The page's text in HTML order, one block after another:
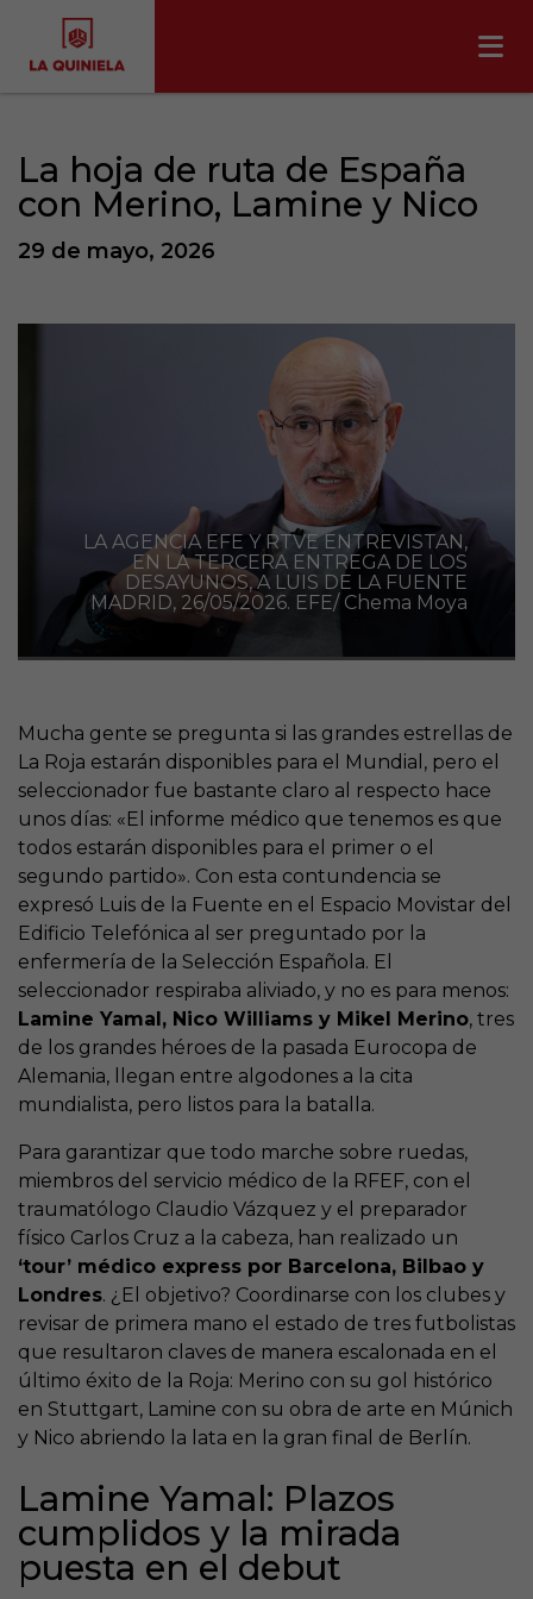
La hoja de ruta de España
con Merino, Lamine y Nico
29 de mayo, 2026
LA AGENCIA EFE Y RTVE ENTREVISTAN,
EN LA TERCERA ENTREGA DE LOS
DESAYUNOS, A LUIS DE LA FUENTE
MADRID, 26/05/2026. EFE/ Chema Moya
Mucha gente se pregunta si las grandes estrellas de
La Roja estarán disponibles para el Mundial, pero el
seleccionador fue bastante claro al respecto hace
unos días: «El informe médico que tenemos es que
todos estarán disponibles para el primer o el
segundo partido». Con esta contundencia se
expresó Luis de la Fuente en el Espacio Movistar del
Edificio Telefónica al ser preguntado por la
enfermería de la Selección Española. El
seleccionador respiraba aliviado, y no es para menos:
Lamine Yamal, Nico Williams y Mikel Merino, tres
de los grandes héroes de la pasada Eurocopa de
Alemania, llegan entre algodones a la cita
mundialista, pero listos para la batalla.
Para garantizar que todo marche sobre ruedas,
miembros del servicio médico de la RFEF, con el
traumatólogo Claudio Vázquez y el preparador
físico Carlos Cruz a la cabeza, han realizado un
‘tour’ médico express por Barcelona, Bilbao y
Londres. ¿El objetivo? Coordinarse con los clubes y
revisar de primera mano el estado de tres futbolistas
que resultaron claves de manera escalonada en el
último éxito de la Roja: Merino con su gol histórico
en Stuttgart, Lamine con su obra de arte en Múnich
y Nico abriendo la lata en la gran final de Berlín.
Lamine Yamal: Plazos
cumplidos y la mirada
puesta en el debut